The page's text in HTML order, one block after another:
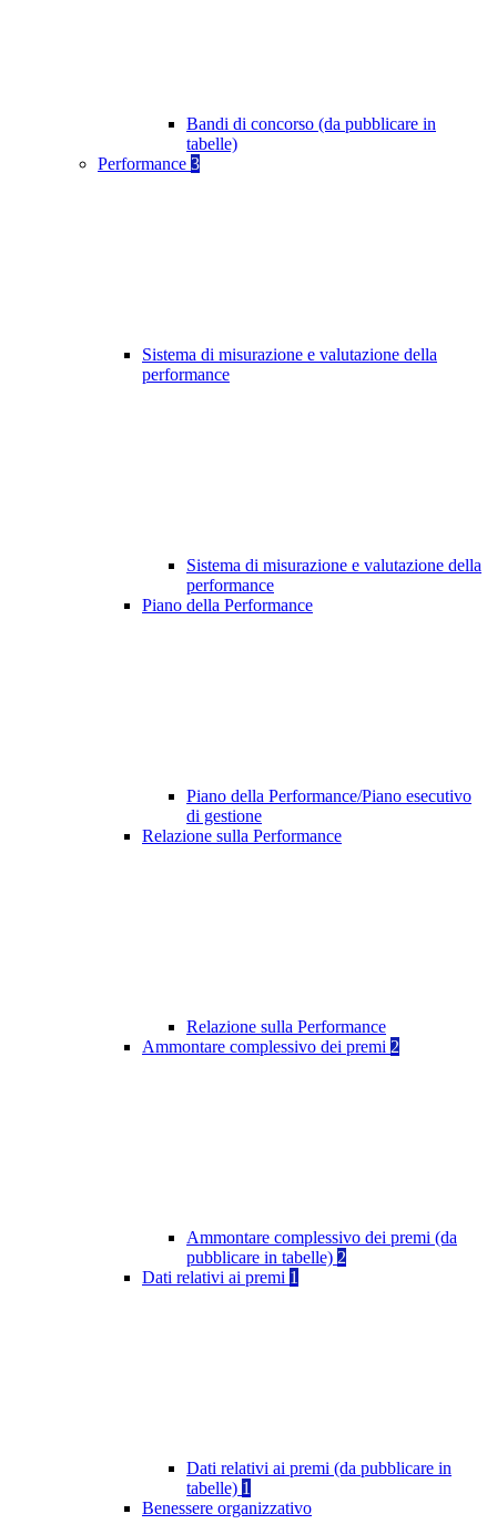
Bandi di concorso (da pubblicare in
tabelle)
Performance 3
Sistema di misurazione e valutazione della
performance
Sistema di misurazione e valutazione della
performance
Piano della Performance
Piano della Performance/Piano esecutivo
di gestione
Relazione sulla Performance
Relazione sulla Performance
Ammontare complessivo dei premi 2
Ammontare complessivo dei premi (da
pubblicare in tabelle) 2
Dati relativi ai premi 1
Dati relativi ai premi (da pubblicare in
tabelle) 1
Benessere organizzativo